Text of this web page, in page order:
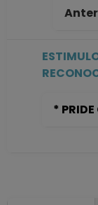
* PRIDE